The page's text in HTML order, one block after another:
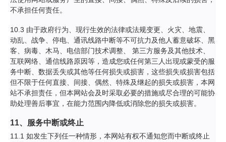
不承担任何责任。
10.3 由于政府行为、现行生效的法律或法规变更、火灾、地震、
动乱、战争、停电、通讯线路中断等不可抗力及他人蓄意破坏、黑
客、病毒、木马、电信部门技术调整、 第三方服务及其他技术、
互联网络、通信线路原因等，造成您或任何第三人出现或蒙受的服
务中断、数据丢失或其他等任何损失或损害，这些损失或损害包括
但不限于任何直接、间接、偶然、特殊及继起的损失或损害，本网
站不承担责任，但本网站会及时采取必要的措施或尽合理的可能协
助处理善后事宜，在能力范围内降低或消除您的损失或损害。
11、服务中断或终止
11.1 如发生下列任一种情形，本网站有权不通知您而中断或终止